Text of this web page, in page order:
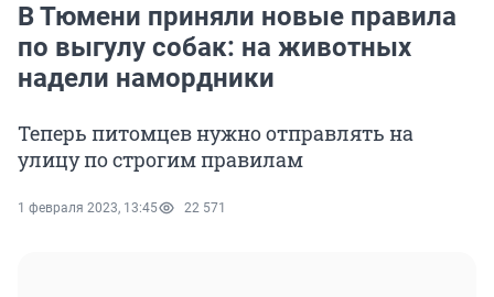
В Тюмени приняли новые правила
по выгулу собак: на животных
надели намордники
Теперь питомцев нужно отправлять на
улицу по строгим правилам
1 февраля 2023, 13:45 22 571